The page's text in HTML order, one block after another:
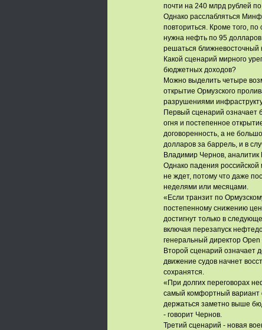
почти на 240 млрд рублей
Однако расслабляться
повториться. Кроме того,
нужна нефть по 95 долларов
решаться
Какой сценарий мирного
бюджетных доходов?
Можно выделить четыре
открытие Ормузского
разрушениями
Первый сценарий
огня и постепенное
договоренность, а не
долларов за баррель, и в
Владимир Чернов,
Однако падения российской
не ждет, потому что даже
неделями или месяцами.
«Если транзит по
постепенному снижению
достигнут только в
включая перезапуск
генеральный директор Open
Второй сценарий означает
движение судов начнет
сохранятся.
«При долгих переговорах
самый комфортный вариант
держаться заметно выше
- говорит Чернов.
Третий сценарий - новая